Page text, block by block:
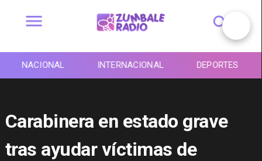
NACIONAL INTERNACIONAL DEPORTES
Carabinera en estado grave
tras ayudar víctimas de